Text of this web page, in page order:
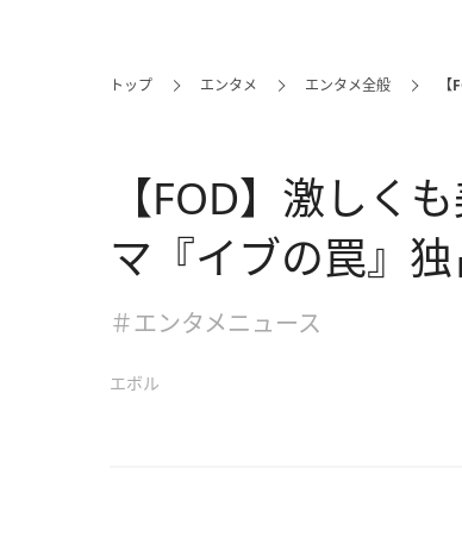
トップ エンタメ エンタメ全般
【FOD】激しく
マ『イブの罠』独
＃エンタメニュース
エボル